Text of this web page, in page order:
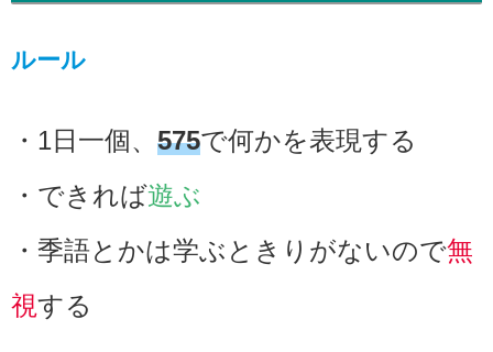
ルール
・1日一個、 575で何かを表現する
・できれば遊ぶ
・季語とかは学ぶときりがないので無
視する